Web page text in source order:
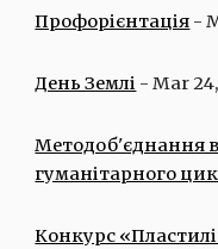
Профорієнтація -
День Землі - Mar 24,
Методоб'єднання
гуманітарного
Конкурс